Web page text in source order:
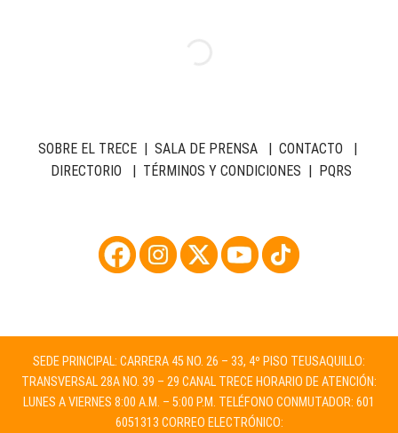
SOBRE EL TRECE| SALA DE PRENSA| CONTACTO |
DIRECTORIO | TÉRMINOS Y CONDICIONES | PQRS
SEDE PRINCIPAL: CARRERA 45 NO. 26 – 33, 4º PISO TEUSAQUILLO:
TRANSVERSAL 28A NO. 39 – 29 CANAL TRECE HORARIO DE ATENCIÓN:
LUNES A VIERNES 8:00 A.M. – 5:00 P.M. TELÉFONO CONMUTADOR: 601
6051313 CORREO ELECTRÓNICO: